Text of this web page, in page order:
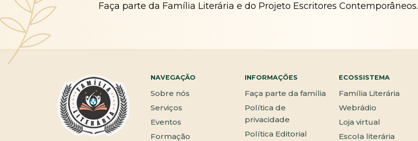
Faça parte da Família Literária e do Projeto Escritores Contemporâneos.
NAVEGAÇÃO
Sobre nós
Serviços
Eventos
Formação
INFORMAÇÕES
Faça parte da família
Política de
privacidade
Política Editorial
ECOSSISTEMA
Família Literária
Webrádio
Loja virtual
Escola literária